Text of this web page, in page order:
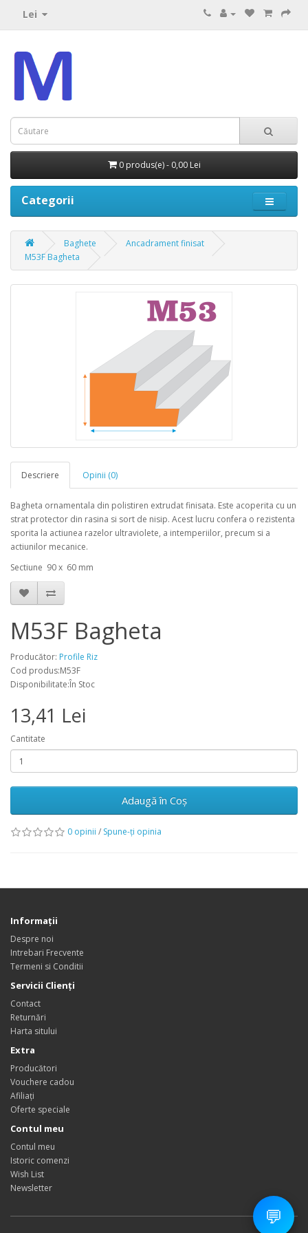
Lei
0 produs(e) - 0,00 Lei
Categorii
Baghete
Ancadrament finisat
M53F Bagheta
Descriere Opinii (0)
Bagheta ornamentala din polistiren extrudat finisata. Este acoperita cu un
strat protector din rasina si sort de nisip. Acest lucru confera o rezistenta
sporita la actiunea razelor ultraviolete, a intemperiilor, precum si a
actiunilor mecanice.
Sectiune 90 x 60 mm
M53F Bagheta
Producător: Profile Riz
Cod produs:M53F
Disponibilitate:În Stoc
13,41 Lei
Cantitate
Adaugă în Coş
0 opinii / Spune-ţi opinia
Informaţii
Despre noi
Intrebari Frecvente
Termeni si Conditii
Servicii Clienţi
Contact
Returnări
Harta sitului
Extra
Producători
Vouchere cadou
Afiliaţi
Oferte speciale
Contul meu
Contul meu
Istoric comenzi
Wish List
Newsletter
💬